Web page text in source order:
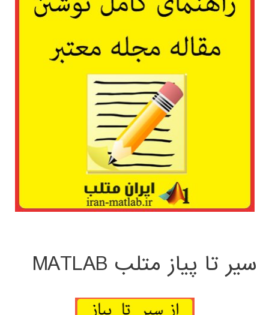
سیر تا پیاز متلب MATLAB